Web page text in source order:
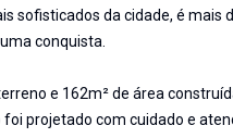
sofisticados da cidade, é mais
conquista.
e 162m² de área
projetado com cuidado e